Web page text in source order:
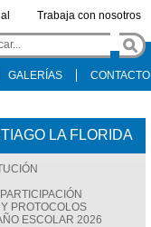
Trabaja con nosotros
GALERÍAS CONTACTO
LA FLORIDA
PROTOCOLOS
ESCOLAR 2026